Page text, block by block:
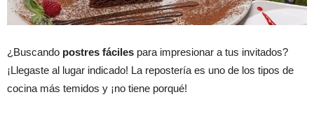
¿Buscando postres fáciles para impresionar a tus invitados?
¡Llegaste al lugar indicado! La repostería es uno de los tipos de
cocina más temidos y ¡no tiene porqué!